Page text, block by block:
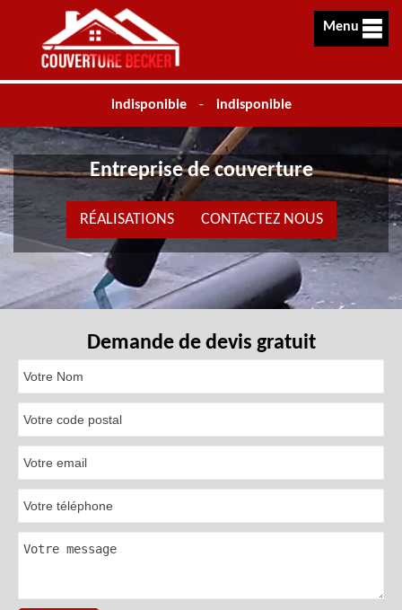
Menu
indisponible - indisponible
Entreprise de couverture
RÉALISATIONS CONTACTEZ NOUS
Demande de devis gratuit